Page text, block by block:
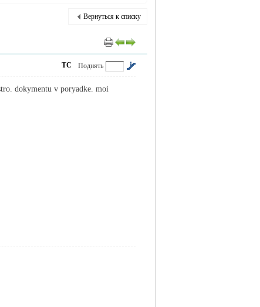
Вернуться к списку
Поднять
ТС
dokymentu v poryadke. moi